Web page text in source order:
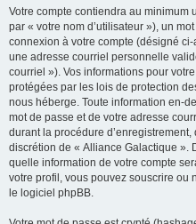
Votre compte contiendra au
par « votre nom d’utilisateur »), un
connexion à votre compte (désigné
une adresse courriel personnelle
courriel »). Vos informations pour
protégées par les lois de protection
nous héberge. Toute information en-
mot de passe et de votre adresse
durant la procédure
discrétion de « Alliance Galactique ».
quelle information de votre compte
votre profil, vous pouvez souscrire ou
le logiciel phpBB.